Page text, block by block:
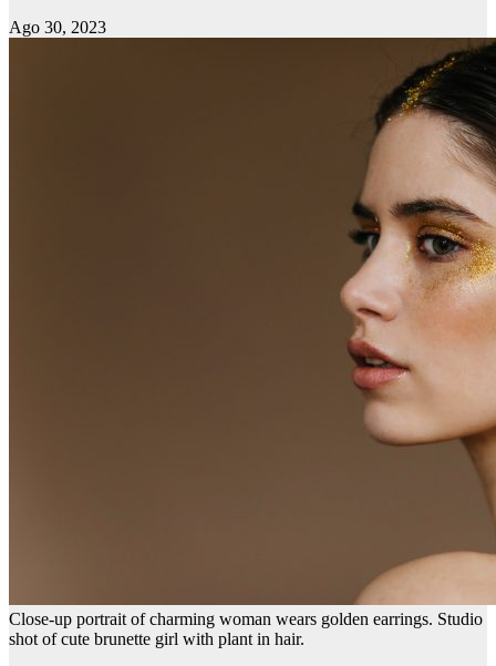
Ago 30, 2023
Close-up portrait of charming woman wears golden earrings. Studio
shot of cute brunette girl with plant in hair.